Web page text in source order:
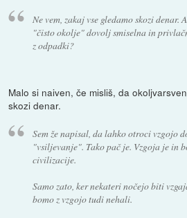
Ne vem, zakaj vse gledamo skozi denar.
"čisto okolje" dovolj smiselna in
z odpadki?
Malo si naiven, če misliš, da
skozi denar.
Sem že napisal, da lahko otroci vzgojo
"vsiljevanje". Tako pač je. Vzgoja je in
civilizacije.
Samo zato, ker nekateri nočejo biti
bomo z vzgojo tudi nehali.